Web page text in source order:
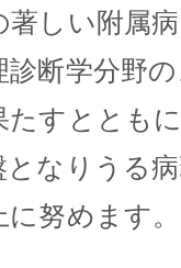
しい附属
断学分野
すととも
となりうる
努めます。